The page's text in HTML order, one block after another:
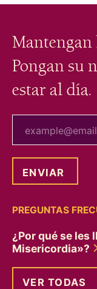
Mantengan
Pongan su
estar al día.
PREGUNTAS
¿Por qué se les
Misericordia»?
VER TODAS